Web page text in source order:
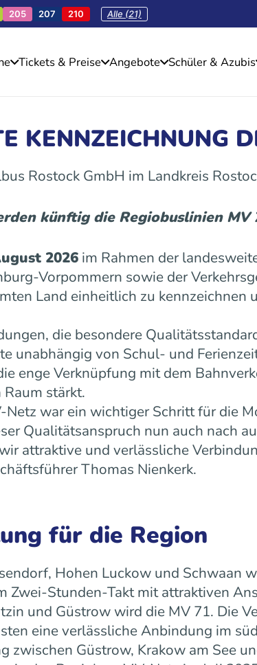
205 207 210 Alle (21)
Tickets & Preise Angebote Schüler & Azubis
KENNZEICHNUNG
Rostock GmbH im Landkreis
künftig die Regiobuslinien MV
2026 im Rahmen der
Vorpommern sowie der
Land einheitlich zu kennzeichnen
die besondere
unabhängig von Schul- und
enge Verknüpfung mit dem
stärkt.
war ein wichtiger Schritt für die
Qualitätsanspruch nun auch nach
attraktive und verlässliche
Thomas Nienkerk.
für die Region
Hohen Luckow und Schwaan
Stunden-Takt mit attraktiven
und Güstrow wird die MV 71. Die
eine verlässliche Anbindung im
zwischen Güstrow, Krakow am See